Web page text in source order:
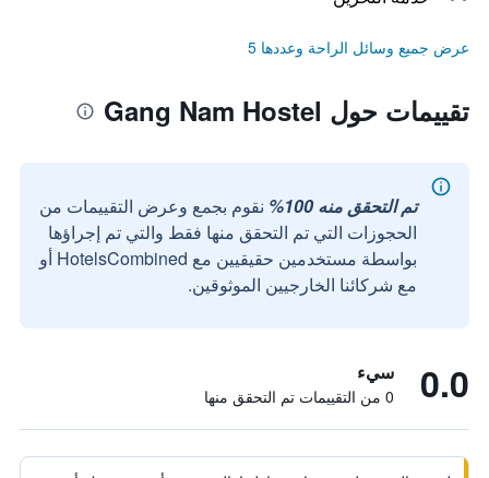
عرض جميع وسائل الراحة وعددها 5
تقييمات حول Gang Nam Hostel
تم التحقق منه 100%
نقوم بجمع وعرض التقييمات من
الحجوزات التي تم التحقق منها فقط والتي تم إجراؤها
بواسطة مستخدمين حقيقيين مع HotelsCombined أو
مع شركائنا الخارجيين الموثوقين.
0.0 سيء
0 من التقييمات تم التحقق منها